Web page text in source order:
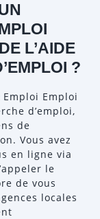
L’AIDE
?
Emploi
d’emploi,
de
Vous avez
en ligne via
le
de vous
locales